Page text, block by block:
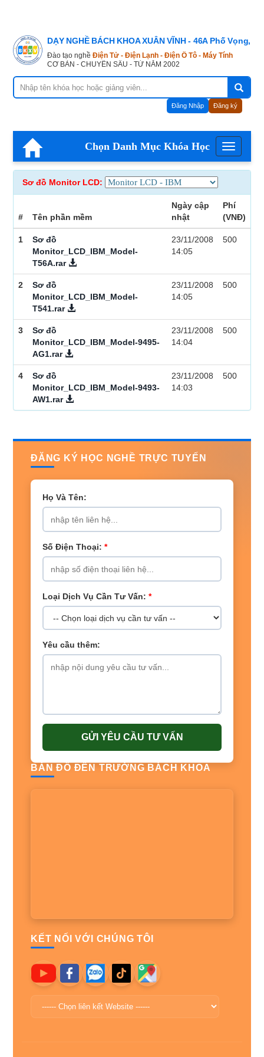
DẠY NGHỀ BÁCH KHOA XUÂN VĨNH - 46A Phố Vọng,
Đào tạo nghề Điện Tử - Điện Lạnh - Điện Ô Tô - Máy Tính
CƠ BẢN - CHUYÊN SÂU - TỪ NĂM 2002
Đăng Nhập Đăng ký
Menu
Chọn Danh Mục Khóa Học
Sơ đồ Monitor LCD:
# Tên phần mềm
Ngày cập
nhật
Phí
(VNĐ)
1
Sơ đồ
Monitor_LCD_IBM_Model-
T56A.rar
23/11/2008
14:05
500
2
Sơ đồ
Monitor_LCD_IBM_Model-
T541.rar
23/11/2008
14:05
500
3
Sơ đồ
Monitor_LCD_IBM_Model-9495-
AG1.rar
23/11/2008
14:04
500
4
Sơ đồ
Monitor_LCD_IBM_Model-9493-
AW1.rar
23/11/2008
14:03
500
ĐĂNG KÝ HỌC NGHỀ TRỰC TUYẾN
Họ Và Tên:
Số Điện Thoại: *
Loại Dịch Vụ Cần Tư Vấn: *
Yêu cầu thêm:
GỬI YÊU CẦU TƯ VẤN
BẢN ĐỒ ĐẾN TRƯỜNG BÁCH KHOA
KẾT NỐI VỚI CHÚNG TÔI